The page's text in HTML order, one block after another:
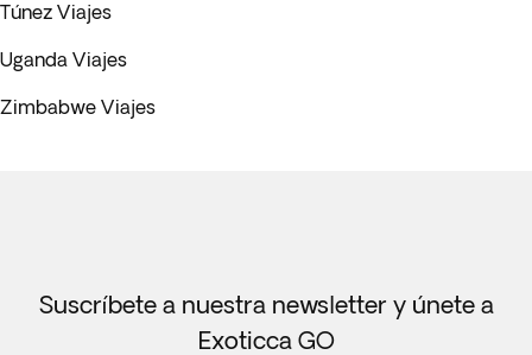
Túnez Viajes
Uganda Viajes
Zimbabwe Viajes
Suscríbete a nuestra newsletter y únete a
Exoticca GO